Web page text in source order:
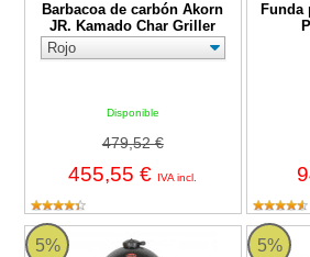
Barbacoa de carbón Akorn
JR. Kamado Char Griller
Disponible
479,52 €
455,55 € IVA incl.
Funda
5%
Barbacoa de carbón Akorn Kamado
5%
Funda